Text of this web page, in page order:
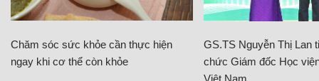
Chăm sóc sức khỏe cần thực hiện
ngay khi cơ thể còn khỏe
GS.TS Nguyễn Thị Lan
chức Giám đốc Học
Việt Nam